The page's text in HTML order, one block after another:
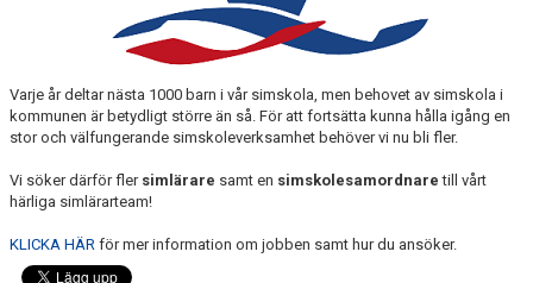
Varje år deltar nästa 1000 barn i vår simskola, men behovet av simskola i
kommunen är betydligt större än så. För att fortsätta kunna hålla igång en
stor och välfungerande simskoleverksamhet behöver vi nu bli fler.
Vi söker därför fler simlärare samt en simskolesamordnare till vårt
härliga simlärarteam!
KLICKA HÄR för mer information om jobben samt hur du ansöker.